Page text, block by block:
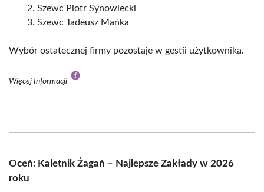
Szewc Piotr Synowiecki
Szewc Tadeusz Mańka
Wybór ostatecznej firmy pozostaje w gestii użytkownika.
Więcej Informacji
Oceń: Kaletnik Żagań – Najlepsze Zakłady w 2026
roku